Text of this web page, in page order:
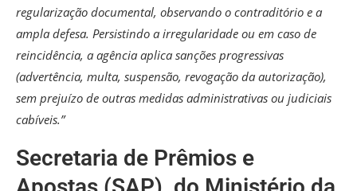
regularização documental, observando o contraditório e a
ampla defesa. Persistindo a irregularidade ou em caso de
reincidência, a agência aplica sanções progressivas
(advertência, multa, suspensão, revogação da autorização),
sem prejuízo de outras medidas administrativas ou judiciais
cabíveis.”
Secretaria de Prêmios e